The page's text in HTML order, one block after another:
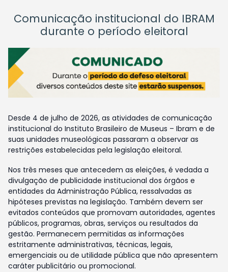
Comunicação institucional do IBRAM
durante o período eleitoral
Desde 4 de julho de 2026, as atividades de comunicação
institucional do Instituto Brasileiro de Museus – Ibram e de
suas unidades museológicas passaram a observar as
restrições estabelecidas pela legislação eleitoral.
Nos três meses que antecedem as eleições, é vedada a
divulgação de publicidade institucional dos órgãos e
entidades da Administração Pública, ressalvadas as
hipóteses previstas na legislação. Também devem ser
evitados conteúdos que promovam autoridades, agentes
públicos, programas, obras, serviços ou resultados da
gestão. Permanecem permitidas as informações
estritamente administrativas, técnicas, legais,
emergenciais ou de utilidade pública que não apresentem
caráter publicitário ou promocional.